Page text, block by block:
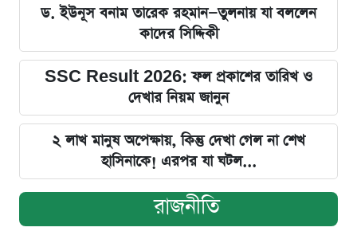
ড. ইউনূস বনাম তারেক রহমান—তুলনায় যা বললেন
কাদের সিদ্দিকী
SSC Result 2026: ফল প্রকাশের তারিখ ও
দেখার নিয়ম জানুন
২ লাখ মানুষ অপেক্ষায়, কিন্তু দেখা গেল না শেখ
হাসিনাকে! এরপর যা ঘটল...
রাজনীতি